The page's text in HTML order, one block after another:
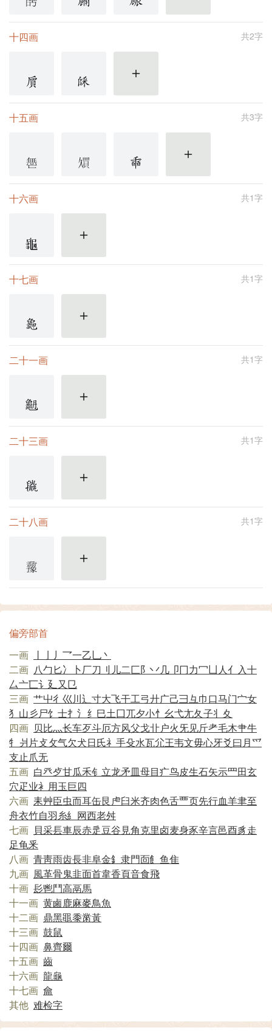
共2字
十四画
更多
共3字
十五画
更多
共1字
十六画
更多
共1字
十七画
更多
共1字
二十一画
更多
共1字
二十三画
更多
共1字
二十八画
更多
偏旁部首
一画
丨 亅 丿 乛一乙乚丶
二画 八勹匕冫 卜厂刀 刂 儿二匚阝 丷几 卩冂力冖凵人亻 入十
厶亠匸讠 廴 又㔾
三画 艹屮彳 巛川辶 寸大飞干工弓廾广己彐彑巾口马门宀女
犭 山彡尸饣 士扌 氵 纟 巳土囗兀夕小忄 幺弋尢夂子丬 夊
四画 贝比灬长车歹斗厄方风父戈卝户火旡见斤耂毛木肀牛
牜 爿片攴攵气欠犬日氏礻 手殳水瓦尣王韦文毋心牙爻曰月爫
支止爪无
五画 白癶歺甘瓜禾钅 立龙矛皿母目疒鸟皮生石矢示罒田玄
穴疋业衤 用玉巨四
六画 耒艸臣虫而耳缶艮 虍臼米齐肉色舌覀页先行血羊聿至
舟衣竹自羽糸糹 网西老舛
七画 貝采镸車辰赤辵豆谷見角克里卤麦身豕辛言邑酉豸走
足龟釆
八画 青靑雨齿長非阜金釒 隶門靣飠 鱼隹
九画 風革骨鬼韭面首韋香頁音食飛
十画 髟鬯鬥高鬲馬
十一画 黄鹵鹿麻麥鳥魚
十二画 鼎黑黽黍黹黃
十三画 鼓鼠
十四画 鼻齊爾
十五画 齒
十六画 龍龜
十七画 龠
其他 难检字